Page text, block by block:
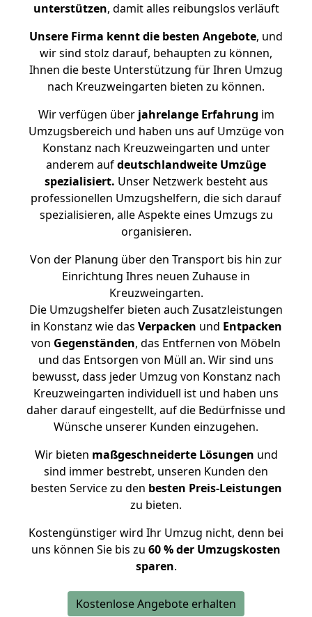
unterstützen, damit alles reibungslos verläuft
Unsere Firma kennt die besten Angebote, und
wir sind stolz darauf, behaupten zu können,
Ihnen die beste Unterstützung für Ihren Umzug
nach Kreuzweingarten bieten zu können.
Wir verfügen überjahrelange Erfahrung im
Umzugsbereich und haben uns auf Umzüge von
Konstanz nach Kreuzweingarten und unter
anderem aufdeutschlandweite Umzüge
spezialisiert. Unser Netzwerk besteht aus
professionellen Umzugshelfern, die sich darauf
spezialisieren, alle Aspekte eines Umzugs zu
organisieren.
Von der Planung über den Transport bis hin zur
Einrichtung Ihres neuen Zuhause in
Kreuzweingarten.
Die Umzugshelfer bieten auch Zusatzleistungen
in Konstanz wie das Verpacken und Entpacken
von Gegenständen, das Entfernen von Möbeln
und das Entsorgen von Müll an. Wir sind uns
bewusst, dass jeder Umzug von Konstanz nach
Kreuzweingarten individuell ist und haben uns
daher darauf eingestellt, auf die Bedürfnisse und
Wünsche unserer Kunden einzugehen.
Wir bieten maßgeschneiderte Lösungen und
sind immer bestrebt, unseren Kunden den
besten Service zu den besten Preis-Leistungen
zu bieten.
Kostengünstiger wird Ihr Umzug nicht, denn bei
uns können Sie bis zu 60 % der Umzugskosten
sparen.
Kostenlose Angebote erhalten